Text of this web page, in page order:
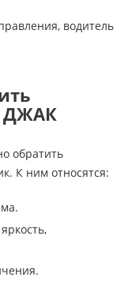
водитель
ДЖАК
обратить
К ним относятся: